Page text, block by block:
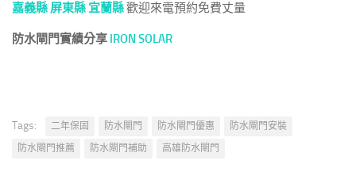
嘉義縣 屏東縣宜蘭縣歡迎來電預約免費丈量
防水閘門實績分享 IRON SOLAR
Tags: 二年保固 防水閘門 防水閘門優惠
防水閘門安裝
防水閘門推薦
防水閘門補助 高雄防水閘門